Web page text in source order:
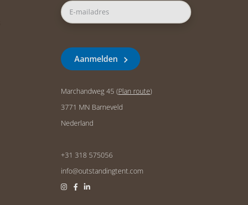
Aanmelden
Marchandweg 45 (Plan route)
3771 MN Barneveld
Nederland
+31 318 575056
info@outstandingtent.com